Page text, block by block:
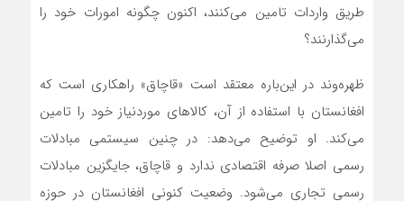
طریق واردات تامین می‌کنند، اکنون چگونه امورات خود را
می‌گذارنند؟
ظهره‌وند در این‌باره معتقد است «قاچاق» راهکاری است که
افغانستان با استفاده از آن، کالاهای موردنیاز خود را تامین
می‌کند. او توضیح می‌دهد: در چنین سیستمی مبادلات
رسمی اصلا صرفه اقتصادی ندارد و قاچاق، جایگزین مبادلات
رسمی تجاری می‌شود. وضعیت کنونی افغانستان در حوزه